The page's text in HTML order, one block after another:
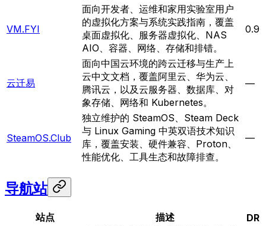
VM.FYI
面向开发者、运维和家用实验室用户
的虚拟化方案与系统实践指南，覆盖
桌面虚拟化、服务器虚拟化、NAS
AIO、容器、网络、存储和排错。
0.9
云迁易
面向中国云环境的跨云迁移与生产上
云中文文档，覆盖阿里云、华为云、
腾讯云，以及云服务器、数据库、对
象存储、网络和 Kubernetes。
—
SteamOS.Club
独立维护的 SteamOS、Steam Deck
与 Linux Gaming 中英双语技术知识
库，覆盖安装、硬件兼容、Proton、
性能优化、工具生态和故障排查。
—
导航站
站点 描述 DR